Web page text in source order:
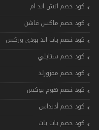
كود خصم اتش اند ام
كود خصم ماكس فاشن
كود خصم باث اند بودي وركس
كود خصم ستايلي
كود خصم ممزورلد
كود خصم هوم بوكس
كود خصم أديداس
كود خصم بات بات